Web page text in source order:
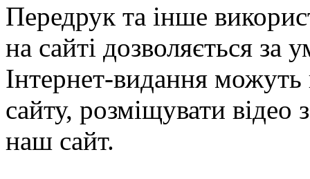
Передрук та інше
на сайті дозволяється
Інтернет-видання можуть
сайту, розміщувати відео
наш сайт.